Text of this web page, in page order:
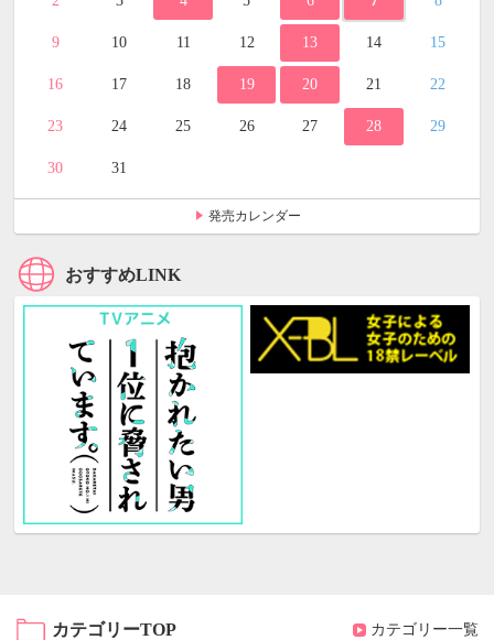
9 10 11 12 13 14 15
16 17 18 19 20 21 22
23 24 25 26 27 28 29
30 31
発売カレンダー
おすすめLINK
カテゴリーTOP カテゴリー一覧